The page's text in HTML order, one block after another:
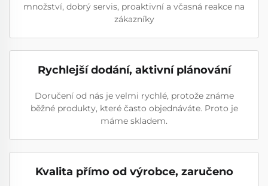
množství, dobrý servis, proaktivní a včasná reakce na
zákazníky
Rychlejší dodání, aktivní plánování
Doručení od nás je velmi rychlé, protože známe
běžné produkty, které často objednáváte. Proto je
máme skladem.
Kvalita přímo od výrobce, zaručeno